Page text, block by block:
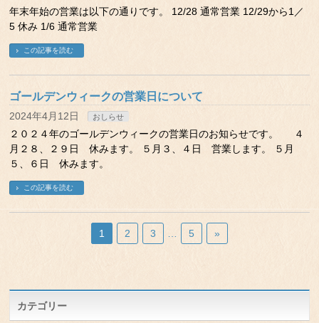
年末年始の営業は以下の通りです。 12/28 通常営業 12/29から1／
5 休み 1/6 通常営業
この記事を読む
ゴールデンウィークの営業日について
2024年4月12日 おしらせ
２０２４年のゴールデンウィークの営業日のお知らせです。 ４
月２８、２９日 休みます。 ５月３、４日 営業します。 ５月
５、６日 休みます。
この記事を読む
1 2 3 5 »
カテゴリー